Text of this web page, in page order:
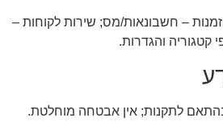
– חשבונאות/מס; שירות לקוחות –
קטגוריה והגדרות.
לתקנות; אין אבטחה מוחלטת.